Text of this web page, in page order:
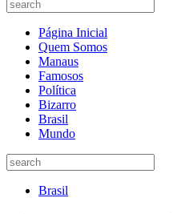
Página Inicial
Quem Somos
Manaus
Famosos
Política
Bizarro
Brasil
Mundo
Brasil